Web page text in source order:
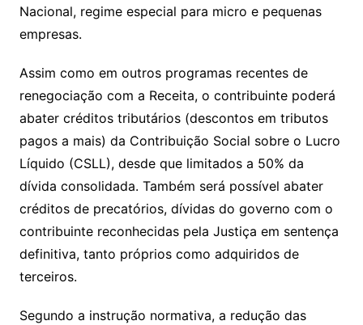
Nacional, regime especial para micro e pequenas
empresas.
Assim como em outros programas recentes de
renegociação com a Receita, o contribuinte poderá
abater créditos tributários (descontos em tributos
pagos a mais) da Contribuição Social sobre o Lucro
Líquido (CSLL), desde que limitados a 50% da
dívida consolidada. Também será possível abater
créditos de precatórios, dívidas do governo com o
contribuinte reconhecidas pela Justiça em sentença
definitiva, tanto próprios como adquiridos de
terceiros.
Segundo a instrução normativa, a redução das